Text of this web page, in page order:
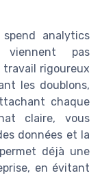
analytics
viennent pas
travail rigoureux
les doublons,
chaque
claire, vous
données et la
déjà une
en évitant